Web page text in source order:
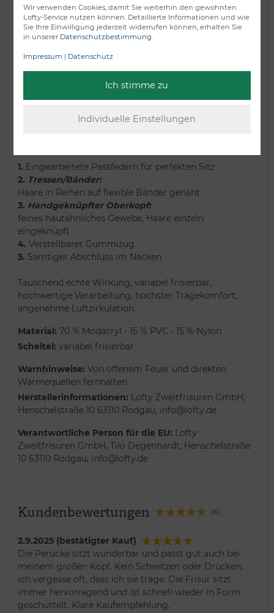
1. Eingearbeitete Passfedern für perfekten Sitz
2. Tressen/Bänder:
Haare in Reihen auf flexible Bänder genäht
3. Handgeknüpfter Oberkopf:
feines hautähnliches Gewebe, Haare einzeln
eingeknüpft
4. Verstellbarer Gummizug
5. Samtiger Abschluss im Nacken
Täuschend echte Wirkung, variabel frisierbar,
hochwertige Verarbeitung, höchster Tragekomfort,
angenehme Luftzirkulation.
Material: 70 % Modacryl - 15 % PVC - 15 % Nylon
Scheitel: variabel frisierbar
Warnhinweise: Von offenem Feuer und direkten
Wärmequellen fernhalten.
Herstellerinformationen: Lofty Zweitfrisuren GmbH,
Henschelstraße 10 63110 Rodgau, info@lofty.de
Verantwortliche Person für die EU: Lofty
Zweitfrisuren GmbH, Tilo Degenhardt, Henschelstraße
10 63110 Rodgau, info@lofty.de
Kundenbewertungen (6)
2.9.2025 (bestätigter Kauf)
Die Perücke sitzt wunderbar und passt gut auch bei
meinem großen Kopf. Kein Schwitzen oder Drücken,
ich vergesse oft, dass ich sie trage. Die Frisur sitzt
immer hervorragend und ist schnell wieder in Form
geschüttelt. Klare Kaufempfehlung.
Wir verwenden Cookies, damit Sie weiterhin den gewohnten
Lofty-Service nutzen können. Detaillierte Informationen und wie
Sie Ihre Einwilligung jederzeit widerrufen können, erhalten Sie
in unserer Datenschutzbestimmung.
Impressum | Datenschutz
Ich stimme zu